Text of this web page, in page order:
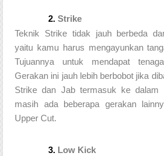
Strike
Teknik Strike tidak jauh berbeda
yaitu kamu harus mengayunkan
Tujuannya untuk mendapat
Gerakan ini jauh lebih berbobot jika
Strike dan Jab termasuk ke dalam
masih ada beberapa gerakan
Upper Cut.
Low Kick